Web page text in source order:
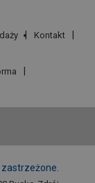
Kontakt